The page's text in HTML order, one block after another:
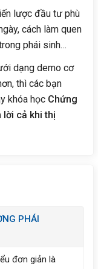
lược đầu tư phù
cách làm quen
phái sinh…
dạng demo cơ
thì các bạn
khóa học Chứng
lời cả khi thị
PHÁI
đơn giản là